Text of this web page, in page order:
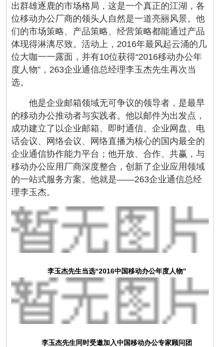
出群雄逐鹿的市场格局，这是一个真正的江湖，各
位移动办公厂商的领头人自然是一道亮丽风景。他
们的市场策略、产品策略、经营策略都能通过产品
体现得淋漓尽致。活动上，2016年最风起云涌的几
位大咖一一露面，并有10位获得“2016移动办公年
度人物”，263企业通信总经理李玉杰先生再次当
选。
他是企业邮箱领域无可争议的领导者，是最早
的移动办公推动者与实践者。他以邮件为出发点，
成功建立了以企业邮箱、即时通信、企业网盘、电
话会议、网络会议、网络直播为核心的国内最全的
企业通信协作能力平台；他开放、合作、共赢，与
移动办公应用厂商深度整合，创新了企业应用领域
的一站式服务方案。他就是——263企业通信总经
理李玉杰。
李玉杰先生当选“2016中国移动办公年度人物”
李玉杰先生同时受邀加入中国移动办公专家顾问团